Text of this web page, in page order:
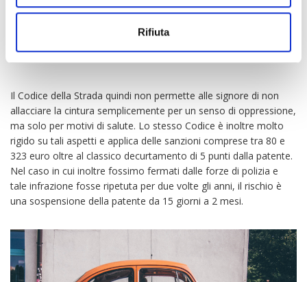
Rifiuta
Non possiamo quindi vedere donne al volante che decidono
Dev’essere quindi presente una certificazione medica che per
motivi di ragioni di salute certifichi questa problematica.
Il Codice della Strada quindi non permette alle signore di non
allacciare la cintura semplicemente per un senso di oppressione,
ma solo per motivi di salute. Lo stesso Codice è inoltre molto
rigido su tali aspetti e applica delle sanzioni comprese tra 80 e
323 euro oltre al classico decurtamento di 5 punti dalla patente.
Nel caso in cui inoltre fossimo fermati dalle forze di polizia e
tale infrazione fosse ripetuta per due volte gli anni, il rischio è
una sospensione della patente da 15 giorni a 2 mesi.